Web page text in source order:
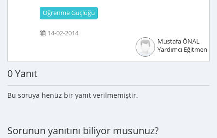
Öğrenme Güçlüğü
14-02-2014
Mustafa ÖNAL
Yardımcı Eğitmen
0 Yanıt
Bu soruya henüz bir yanıt verilmemiştir.
Sorunun yanıtını biliyor musunuz?